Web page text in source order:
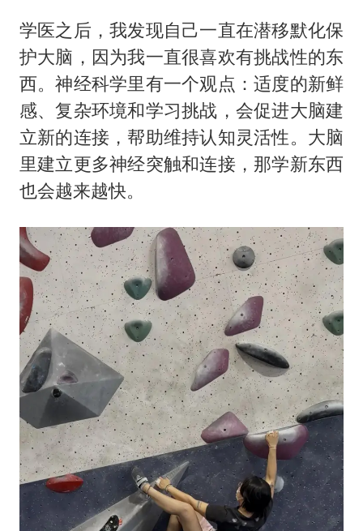
学医之后，我发现自己一直在潜移默化保
护大脑，因为我一直很喜欢有挑战性的东
西。神经科学里有一个观点：适度的新鲜
感、复杂环境和学习挑战，会促进大脑建
立新的连接，帮助维持认知灵活性。大脑
里建立更多神经突触和连接，那学新东西
也会越来越快。